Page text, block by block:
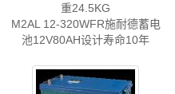
重24.5KG
M2AL 12-320WFR施耐德蓄电
池12V80AH设计寿命10年